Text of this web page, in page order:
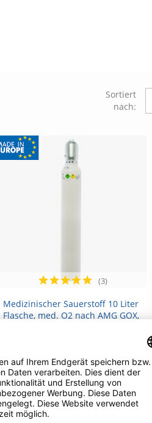
Sortiert
nach:
Vorschau
Medizinischer Sauerstoff 10 Liter
Flasche, med. O2 nach AMG GOX,
(3)
SALE